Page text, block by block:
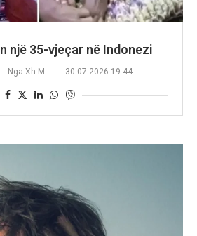
një 35-vjeçar në Indonezi
Nga Xh M 30.07.2026 19:44